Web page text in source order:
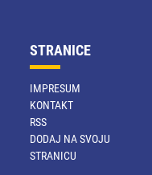
STRANICE
IMPRESUM
KONTAKT
RSS
DODAJ NA SVOJU
STRANICU